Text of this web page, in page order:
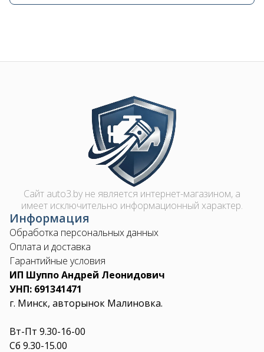
Image
Сайт auto3.by не является интернет-магазином, а
имеет исключительно информационный характер.
Информация
Обработка персональных данных
Оплата и доставка
Гарантийные условия
ИП Шуппо Андрей Леонидович
УНП: 691341471
г. Минск, авторынок Малиновка.
Вт-Пт 9.30-16-00
Сб 9.30-15.00